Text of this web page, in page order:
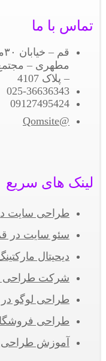
تماس با ما
مطهری –
– پلاک 4107
025-36636343
09127495424
@Qomsite
لینک های سریع
طراحی سایت
سئو سایت در
دیحیتال
شرکت طراحی
طراحی لوگو
طراحی
آموزش